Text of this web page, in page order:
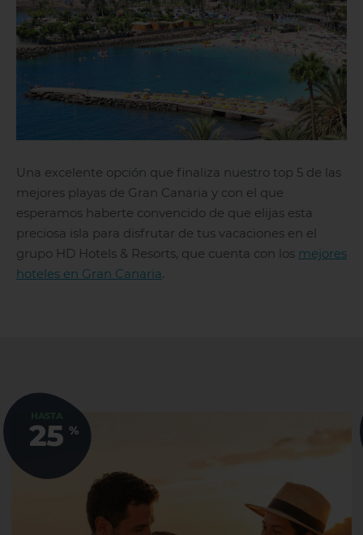
Una excelente opción que finaliza nuestro top 5 de las
mejores playas de Gran Canaria y con el que
esperamos haberte convencido de que elijas esta
preciosa isla para disfrutar de tus vacaciones en el
grupo HD Hotels & Resorts, que cuenta con los mejores
hoteles en Gran Canaria.
25 %